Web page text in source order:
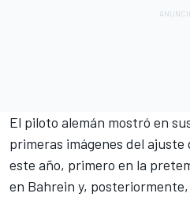
El piloto alemán mostró en
primeras imágenes del
este año, primero en la
en Bahrein y,